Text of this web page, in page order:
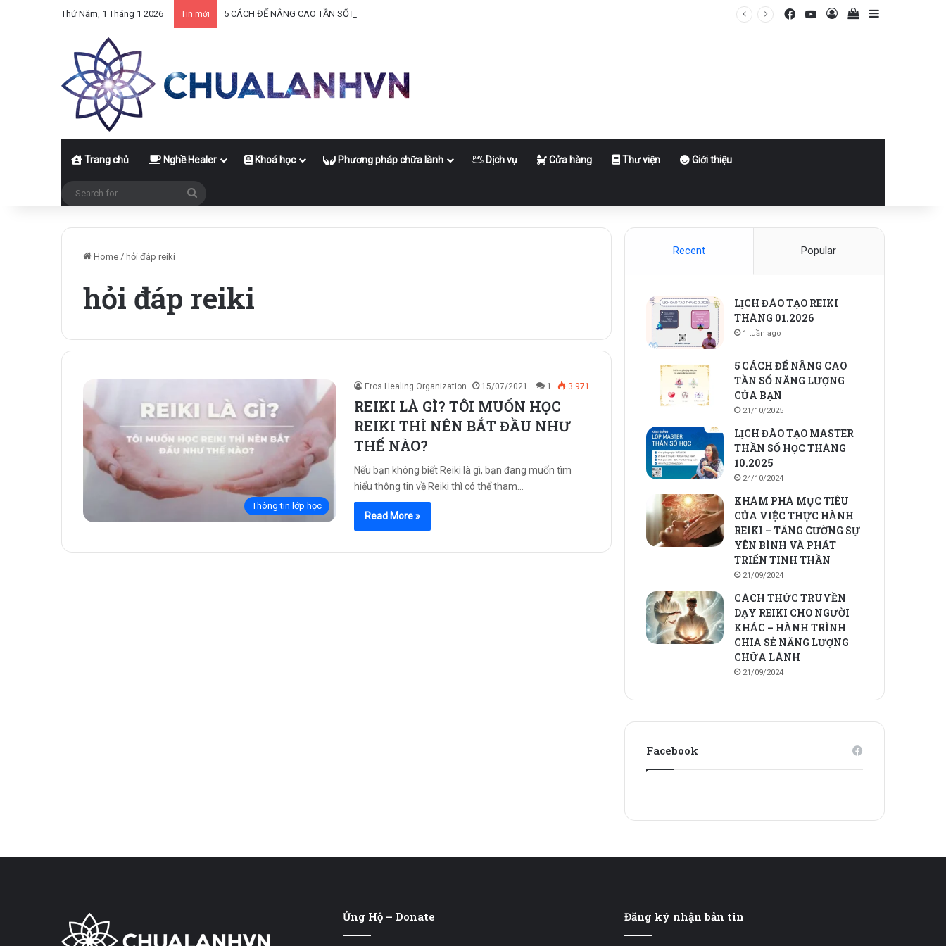
Thứ Năm, 1 Tháng 1 2026 Tin mới 5 CÁCH ĐỂ NÂNG CAO TẦN SỐ NĂNG LƯỢNG CỦA BẠN FacebookYouTube
Log InView your
Sidebar
Trang chủ Nghề Healer Khoá học Phương pháp chữa lành Dịch vụ Cửa hàng Thư viện Giới thiệu
Home / hỏi đáp reiki
hỏi đáp reiki
Thông tin lớp học
Eros Healing Organization 15/07/2021 1 3.971
REIKI LÀ GÌ? TÔI MUỐN HỌC
REIKI THÌ NÊN BẮT ĐẦU NHƯ
THẾ NÀO?
Nếu bạn không biết Reiki là gì, bạn đang muốn tìm
hiểu thông tin về Reiki thì có thể tham…
Read More »
Recent Popular
LỊCH ĐÀO TẠO REIKI
THÁNG 01.2026
1 tuần ago
5 CÁCH ĐỂ NÂNG CAO
TẦN SỐ NĂNG LƯỢNG
CỦA BẠN
21/10/2025
LỊCH ĐÀO TẠO MASTER
THẦN SỐ HỌC THÁNG
10.2025
24/10/2024
KHÁM PHÁ MỤC TIÊU
CỦA VIỆC THỰC HÀNH
REIKI – TĂNG CƯỜNG SỰ
YÊN BÌNH VÀ PHÁT
TRIỂN TINH THẦN
21/09/2024
CÁCH THỨC TRUYỀN
DẠY REIKI CHO NGƯỜI
KHÁC – HÀNH TRÌNH
CHIA SẺ NĂNG LƯỢNG
CHỮA LÀNH
21/09/2024
Facebook
Ủng Hộ – Donate Đăng ký nhận bản tin